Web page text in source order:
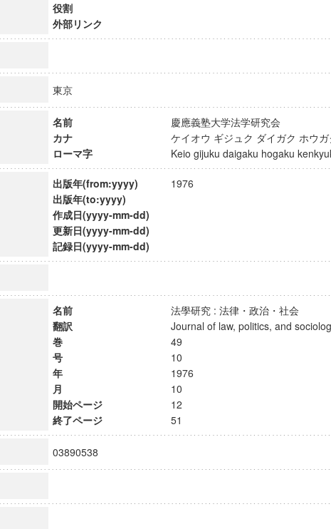
ス教育研究センター
端的教育研究拠点
のサイエンス」
役割
外部リンク
東京
名前
慶應義塾大学法学研究会
カナ
ケイオウ ギジュク ダイガク ホウ
ローマ字
Keio gijuku daigaku hogaku
出版年(from:yyyy)
1976
出版年(to:yyyy)
作成日(yyyy-mm-dd)
更新日(yyyy-mm-dd)
記録日(yyyy-mm-dd)
名前
法學研究 : 法律・政治・社会
翻訳
Journal of law, politics, and
巻
49
号
10
年
1976
月
10
開始ページ
12
終了ページ
51
03890538